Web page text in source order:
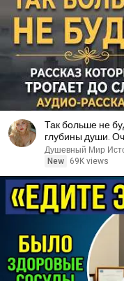
Так больше не
глубины души.
Аудиорассказ
Душевный Мир
New
69K views